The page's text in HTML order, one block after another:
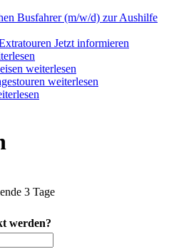
Busfahrer (m/w/d) zur Aushilfe
Jetzt informieren
weiterlesen
weiterlesen
3 Tage
werden?